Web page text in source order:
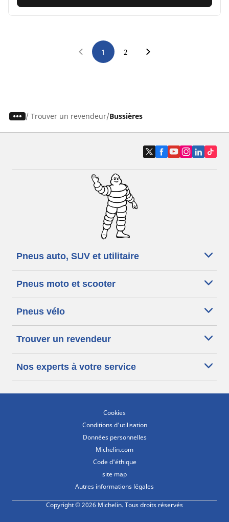
1 2
/ Trouver un revendeur Bussières
Pneus auto, SUV et utilitaire
Pneus moto et scooter
Pneus vélo
Trouver un revendeur
Nos experts à votre service
Cookies
Conditions d'utilisation
Données personnelles
Michelin.com
Code d'éthique
site map
Autres informations légales
Copyright © 2026 Michelin. Tous droits réservés